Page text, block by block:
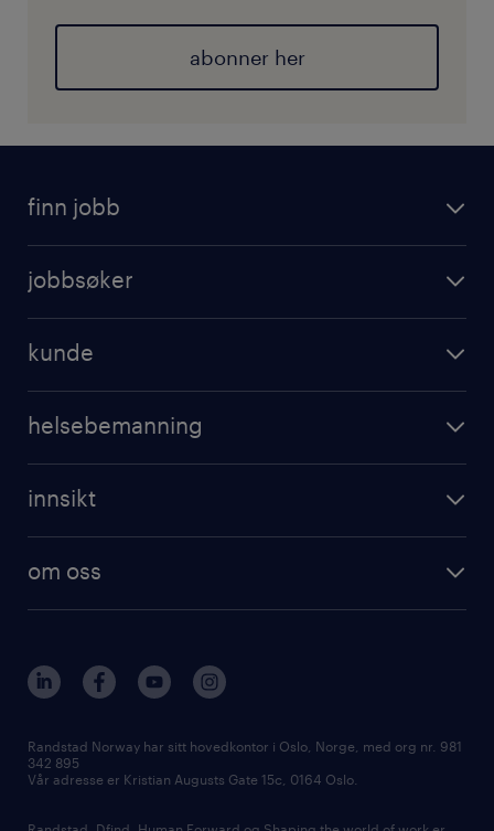
abonner her
finn jobb
jobbsøker
kunde
helsebemanning
innsikt
om oss
Randstad Norway har sitt hovedkontor i Oslo, Norge, med org nr. 981
342 895
Vår adresse er Kristian Augusts Gate 15c, 0164 Oslo.